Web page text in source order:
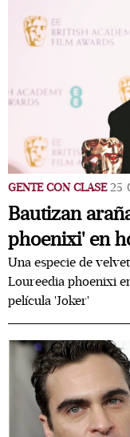
GENTE CON CLASE 25/
Bautizan
phoenixi' en
Una especie de
Loureedia phoenixi
película 'Joker'